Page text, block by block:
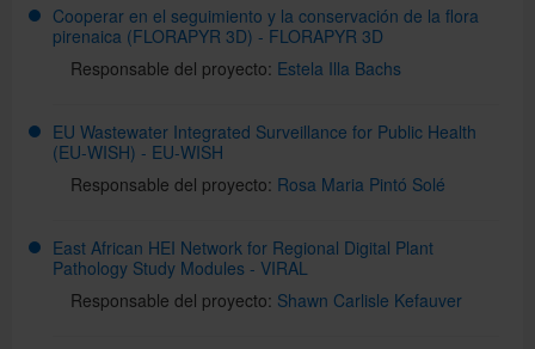
Cooperar en el seguimiento y la conservación de la flora
pirenaica (FLORAPYR 3D) - FLORAPYR 3D
Responsable del proyecto: Estela Illa Bachs
EU Wastewater Integrated Surveillance for Public Health
(EU-WISH) - EU-WISH
Responsable del proyecto: Rosa Maria Pintó Solé
East African HEI Network for Regional Digital Plant
Pathology Study Modules - VIRAL
Responsable del proyecto: Shawn Carlisle Kefauver